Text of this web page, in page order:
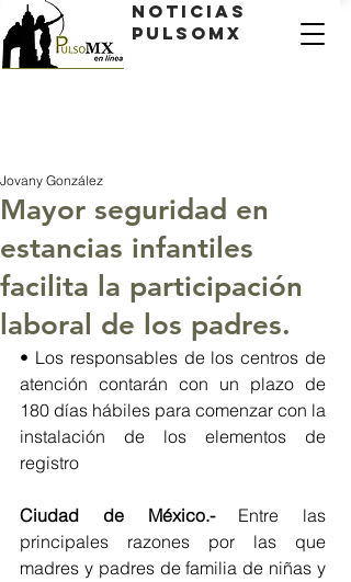
Noticias
PulsoMX
Mayor seguridad en
estancias infantiles
facilita la participación
laboral de los padres.
Jovany González
• Los responsables de los centros de
atención contarán con un plazo de
180 días hábiles para comenzar con la
instalación de los elementos de
registro
Ciudad de México.- Entre las
principales razones por las que
madres y padres de familia de niñas y